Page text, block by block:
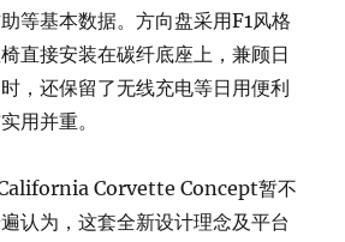
等基本数据。方向盘采用F1风格
直接安装在碳纤底座上，兼顾日
，还保留了无线充电等日用便利
用并重。
Corvette Concept暂不
认为，这套全新设计理念及平台